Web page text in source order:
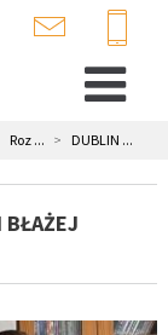
Roz ... > DUBLIN ...
BŁAŻEJ